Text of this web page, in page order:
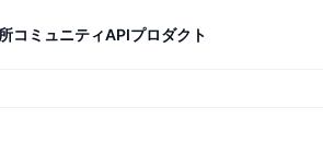
コミュニティAPIプロダクト